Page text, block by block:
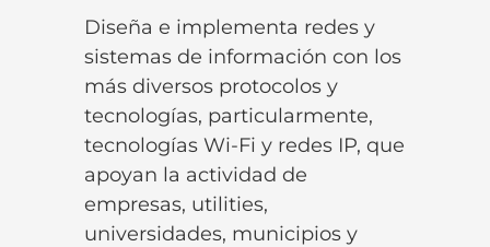
Diseña e implementa redes y
sistemas de información con los
más diversos protocolos y
tecnologías, particularmente,
tecnologías Wi-Fi y redes IP, que
apoyan la actividad de
empresas, utilities,
universidades, municipios y